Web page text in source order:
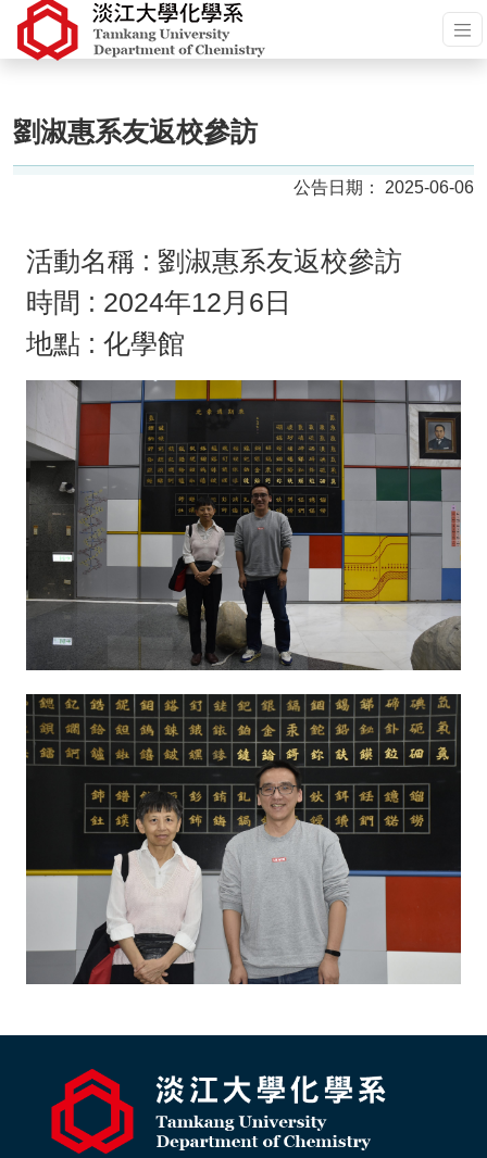
劉淑惠系友返校參訪
2025-06-06
活動名稱 : 劉淑惠系友返校參訪
時間 : 2024年12月6日
地點 : 化學館